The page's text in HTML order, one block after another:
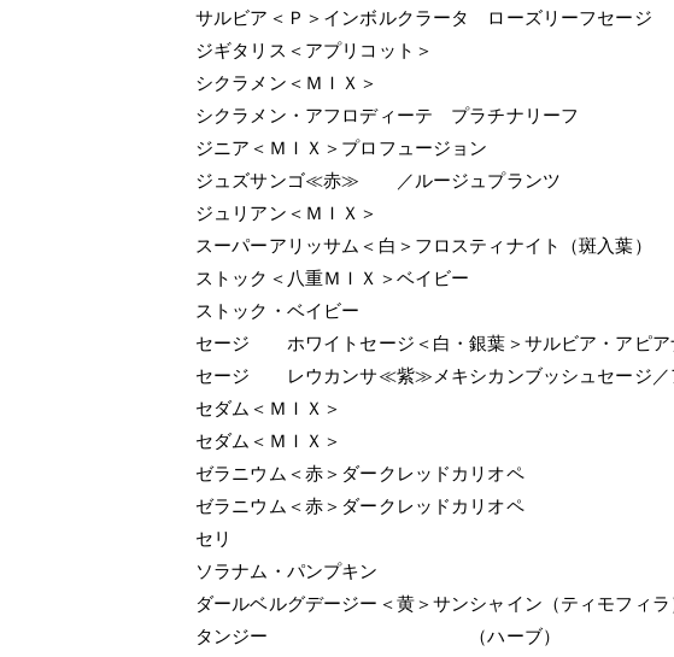
サルビア＜Ｐ＞インボルクラータ ローズリーフセージ
ジギタリス＜アプリコット＞
シクラメン＜ＭＩＸ＞
シクラメン・アフロディーテ プラチナリーフ
ジニア＜ＭＩＸ＞プロフュージョン
ジュズサンゴ≪赤≫ ／ルージュプランツ
ジュリアン＜ＭＩＸ＞
スーパーアリッサム＜白＞フロスティナイト（斑入葉）
ストック＜八重ＭＩＸ＞ベイビー
ストック・ベイビー
セージ ホワイトセージ＜白・銀葉＞サルビア・アピア
セージ レウカンサ≪紫≫メキシカンブッシュセージ／
セダム＜ＭＩＸ＞
セダム＜ＭＩＸ＞
ゼラニウム＜赤＞ダークレッドカリオペ
ゼラニウム＜赤＞ダークレッドカリオペ
セリ
ソラナム・パンプキン
ダールベルグデージー＜黄＞サンシャイン（ティモフィラ
タンジー （ハーブ）